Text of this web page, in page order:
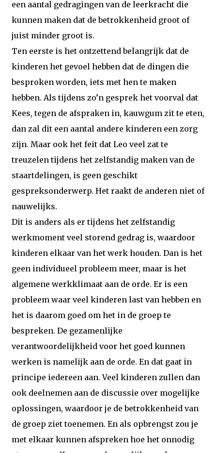
een aantal gedragingen van de leerkracht die
kunnen maken dat de betrokkenheid groot of
juist minder groot is.
Ten eerste is het ontzettend belangrijk dat de
kinderen het gevoel hebben dat de dingen die
besproken worden, iets met hen te maken
hebben. Als tijdens zo’n gesprek het voorval dat
Kees, tegen de afspraken in, kauwgum zit te eten,
dan zal dit een aantal andere kinderen een zorg
zijn. Maar ook het feit dat Leo veel zat te
treuzelen tijdens het zelfstandig maken van de
staartdelingen, is geen geschikt
gespreksonderwerp. Het raakt de anderen niet of
nauwelijks.
Dit is anders als er tijdens het zelfstandig
werkmoment veel storend gedrag is, waardoor
kinderen elkaar van het werk houden. Dan is het
geen individueel probleem meer, maar is het
algemene werkklimaat aan de orde. Er is een
probleem waar veel kinderen last van hebben en
het is daarom goed om het in de groep te
bespreken. De gezamenlijke
verantwoordelijkheid voor het goed kunnen
werken is namelijk aan de orde. En dat gaat in
principe iedereen aan. Veel kinderen zullen dan
ook deelnemen aan de discussie over mogelijke
oplossingen, waardoor je de betrokkenheid van
de groep ziet toenemen. En als opbrengst zou je
met elkaar kunnen afspreken hoe het onnodig